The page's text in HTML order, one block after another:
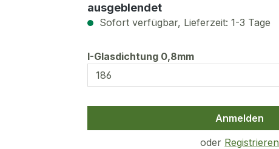
ausgeblendet
Sofort verfügbar, Lieferzeit: 1-3 Tage
I-Glasdichtung 0,8mmauswählen
Anmelden
oder Registrieren